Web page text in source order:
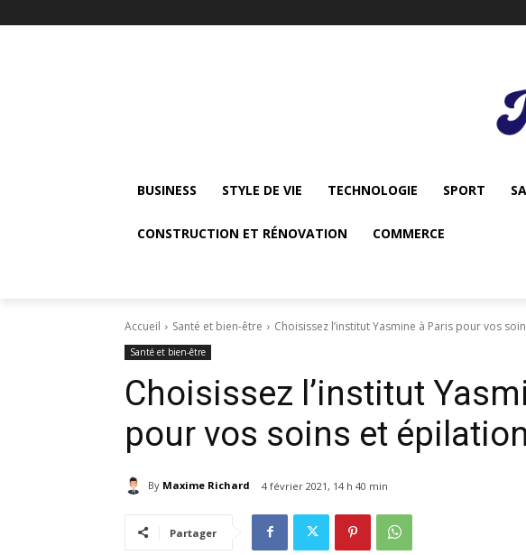
BUSINESS STYLE DE VIE TECHNOLOGIE SPORT
CONSTRUCTION ET RÉNOVATION COMMERCE
Accueil Santé et bien-être Choisissez l’institut Yasmine à Paris pour vos
Santé et bien-être
Choisissez l’institut
pour vos soins et
By Maxime Richard 4 février 2021, 14 h 40 min
Partager